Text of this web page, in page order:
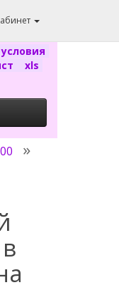
xls